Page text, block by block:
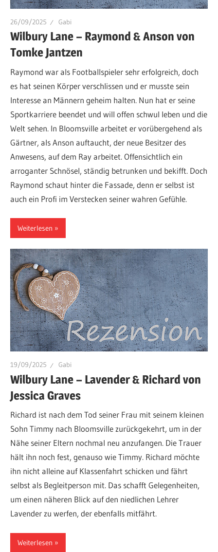
26/09/2025 Gabi
Wilbury Lane – Raymond & Anson von
Tomke Jantzen
Raymond war als Footballspieler sehr erfolgreich, doch
es hat seinen Körper verschlissen und er musste sein
Interesse an Männern geheim halten. Nun hat er seine
Sportkarriere beendet und will offen schwul leben und die
Welt sehen. In Bloomsville arbeitet er vorübergehend als
Gärtner, als Anson auftaucht, der neue Besitzer des
Anwesens, auf dem Ray arbeitet. Offensichtlich ein
arroganter Schnösel, ständig betrunken und bekifft. Doch
Raymond schaut hinter die Fassade, denn er selbst ist
auch ein Profi im Verstecken seiner wahren Gefühle.
Weiterlesen
19/09/2025 Gabi
Wilbury Lane – Lavender & Richard von
Jessica Graves
Richard ist nach dem Tod seiner Frau mit seinem kleinen
Sohn Timmy nach Bloomsville zurückgekehrt, um in der
Nähe seiner Eltern nochmal neu anzufangen. Die Trauer
hält ihn noch fest, genauso wie Timmy. Richard möchte
ihn nicht alleine auf Klassenfahrt schicken und fährt
selbst als Begleitperson mit. Das schafft Gelegenheiten,
um einen näheren Blick auf den niedlichen Lehrer
Lavender zu werfen, der ebenfalls mitfährt.
Weiterlesen